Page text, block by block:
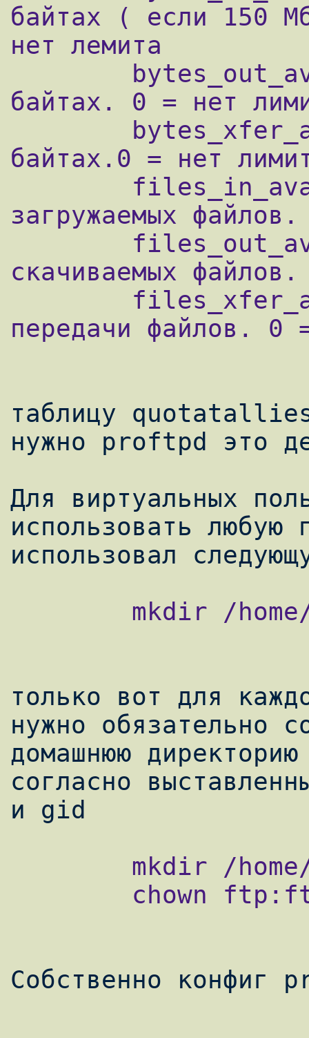
байтах ( если 150
нет лемита
байтах. 0 = нет
байтах.0 = нет
загружаемых
скачиваемых
передачи файлов. 0
таблицу
нужно proftpd это
Для виртуальных
использовать любую
только вот для
нужно обязательно
домашнюю
согласно